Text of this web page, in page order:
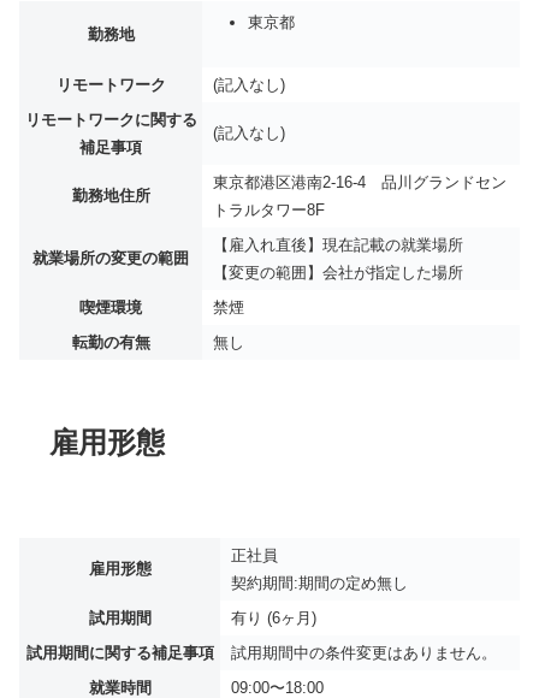
勤務地
東京都
リモートワーク
(記入なし)
リモートワークに関する
補足事項
(記入なし)
勤務地住所
東京都港区港南2-16-4 品川グランドセン
トラルタワー8F
就業場所の変更の範囲
【雇入れ直後】現在記載の就業場所
【変更の範囲】会社が指定した場所
喫煙環境
禁煙
転勤の有無
無し
雇用形態
雇用形態
正社員
契約期間:期間の定め無し
試用期間
有り (6ヶ月)
試用期間に関する補足事項
試用期間中の条件変更はありません。
就業時間
09:00〜18:00